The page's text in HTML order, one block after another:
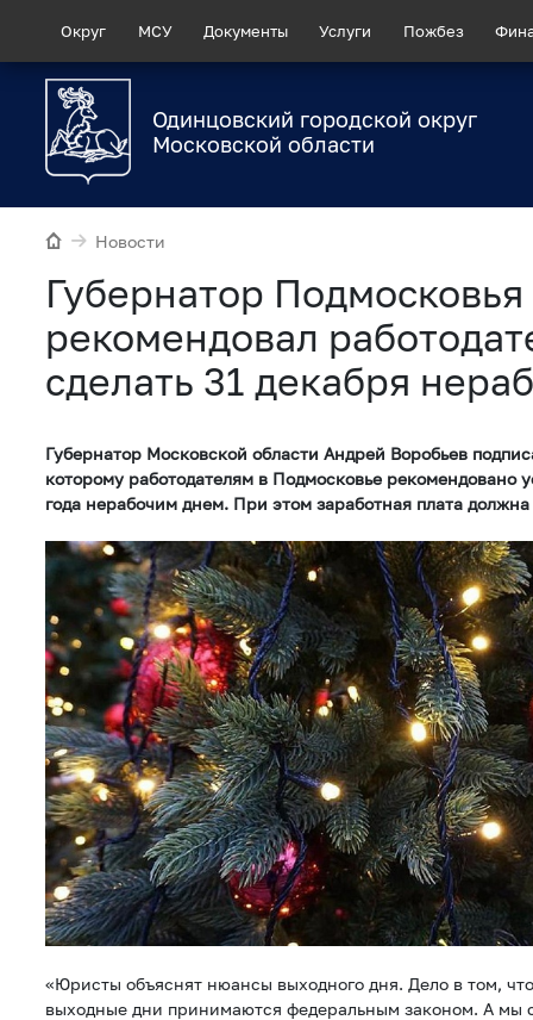
Округ МСУ Документы Услуги Пожбез
Одинцовский городской округ
Московской области
Новости
Губернатор Подмосковья
рекомендовал
сделать 31 декабря
Губернатор Московской области Андрей Воробьев
которому работодателям в Подмосковье рекомендовано
года нерабочим днем. При этом заработная плата должна
«Юристы объяснят нюансы выходного дня. Дело в том,
выходные дни принимаются федеральным законом. А мы